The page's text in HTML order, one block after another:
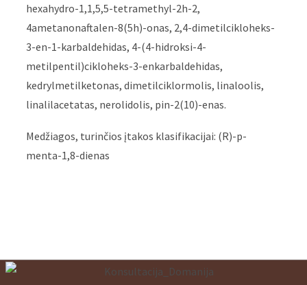
hexahydro-1,1,5,5-tetramethyl-2h-2,
4ametanonaftalen-8(5h)-onas, 2,4-dimetilcikloheks-
3-en-1-karbaldehidas, 4-(4-hidroksi-4-
metilpentil)cikloheks-3-enkarbaldehidas,
kedrylmetilketonas, dimetilciklormolis, linaloolis,
linalilacetatas, nerolidolis, pin-2(10)-enas.
Medžiagos, turinčios įtakos klasifikacijai: (R)-p-
menta-1,8-dienas